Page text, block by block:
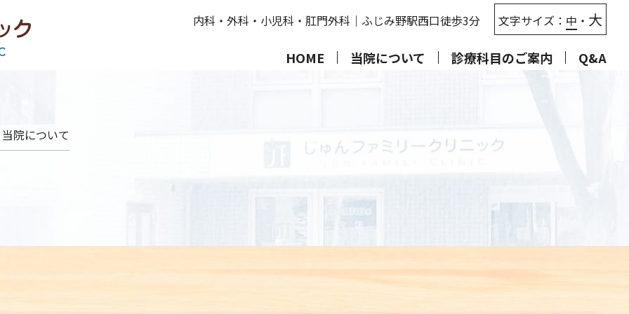
じゅんファミリークリニック
内科 ・ 外科 ・ 小児科 ・ 肛門外科 ｜ ふじみ野駅西口徒歩3分 文字サイズ： 中 ・ 大
HOME 当院について 診療科目のご案内 Q&A
当院について